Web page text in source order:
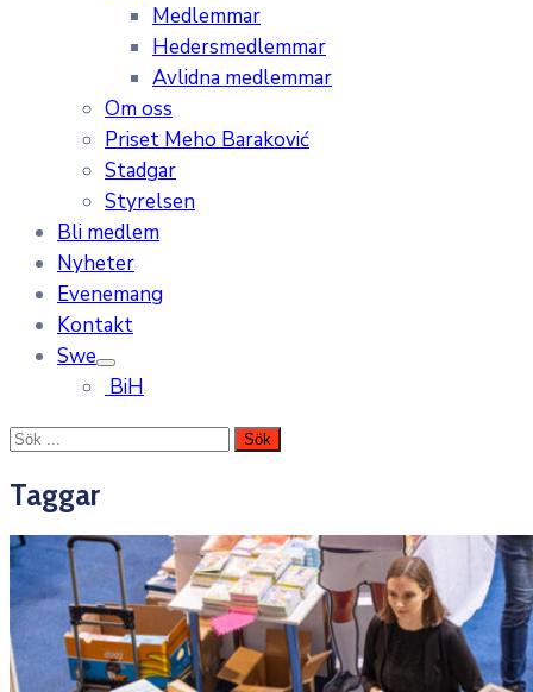
Medlemmar
Hedersmedlemmar
Avlidna medlemmar
Om oss
Priset Meho Baraković
Stadgar
Styrelsen
Bli medlem
Nyheter
Evenemang
Kontakt
Swe
BiH
Taggar